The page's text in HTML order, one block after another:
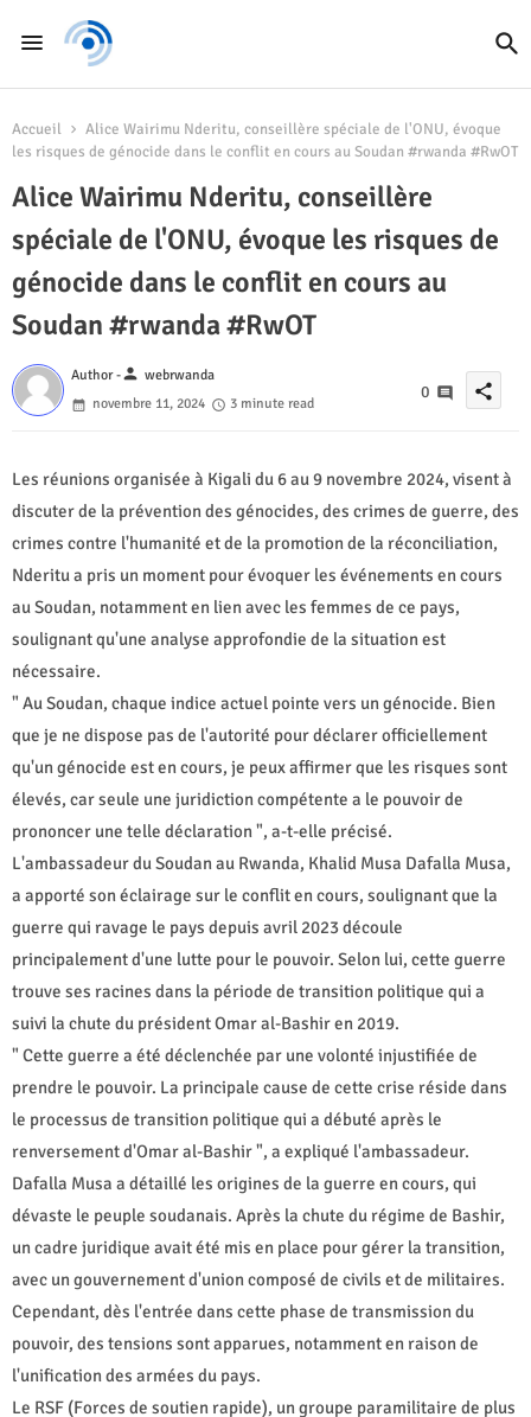
Accueil
Alice Wairimu Nderitu, conseillère spéciale de l'ONU, évoque
les risques de génocide dans le conflit en cours au Soudan #rwanda #RwOT
Alice Wairimu Nderitu, conseillère
spéciale de l'ONU, évoque les risques de
génocide dans le conflit en cours au
Soudan #rwanda #RwOT
Author -person webrwanda
novembre 11, 2024
3 minute read
0 share
Les réunions organisée à Kigali du 6 au 9 novembre 2024, visent à
discuter de la prévention des génocides, des crimes de guerre, des
crimes contre l'humanité et de la promotion de la réconciliation,
Nderitu a pris un moment pour évoquer les événements en cours
au Soudan, notamment en lien avec les femmes de ce pays,
soulignant qu'une analyse approfondie de la situation est
nécessaire.
" Au Soudan, chaque indice actuel pointe vers un génocide. Bien
que je ne dispose pas de l'autorité pour déclarer officiellement
qu'un génocide est en cours, je peux affirmer que les risques sont
élevés, car seule une juridiction compétente a le pouvoir de
prononcer une telle déclaration ", a-t-elle précisé.
L'ambassadeur du Soudan au Rwanda, Khalid Musa Dafalla Musa,
a apporté son éclairage sur le conflit en cours, soulignant que la
guerre qui ravage le pays depuis avril 2023 découle
principalement d'une lutte pour le pouvoir. Selon lui, cette guerre
trouve ses racines dans la période de transition politique qui a
suivi la chute du président Omar al-Bashir en 2019.
" Cette guerre a été déclenchée par une volonté injustifiée de
prendre le pouvoir. La principale cause de cette crise réside dans
le processus de transition politique qui a débuté après le
renversement d'Omar al-Bashir ", a expliqué l'ambassadeur.
Dafalla Musa a détaillé les origines de la guerre en cours, qui
dévaste le peuple soudanais. Après la chute du régime de Bashir,
un cadre juridique avait été mis en place pour gérer la transition,
avec un gouvernement d'union composé de civils et de militaires.
Cependant, dès l'entrée dans cette phase de transmission du
pouvoir, des tensions sont apparues, notamment en raison de
l'unification des armées du pays.
Le RSF (Forces de soutien rapide), un groupe paramilitaire de plus